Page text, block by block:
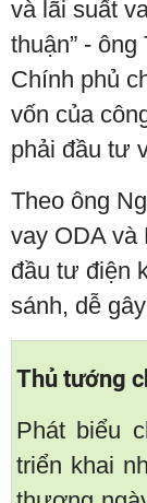
và lãi suất
thuận” -
Chính phủ
vốn của
phải đầu tư
Theo ông
vay ODA và
đầu tư điện
sánh, dễ
Thủ tướng
Phát biểu
triển khai